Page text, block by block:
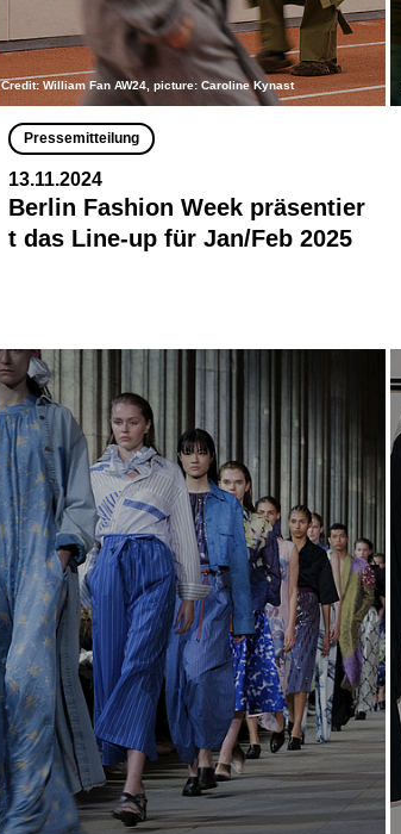
Credit: William Fan AW24, picture: Caroline Kynast
Pressemitteilung
13.11.2024
Berlin Fashion Week präsentier
t das Line-up für Jan/Feb 2025